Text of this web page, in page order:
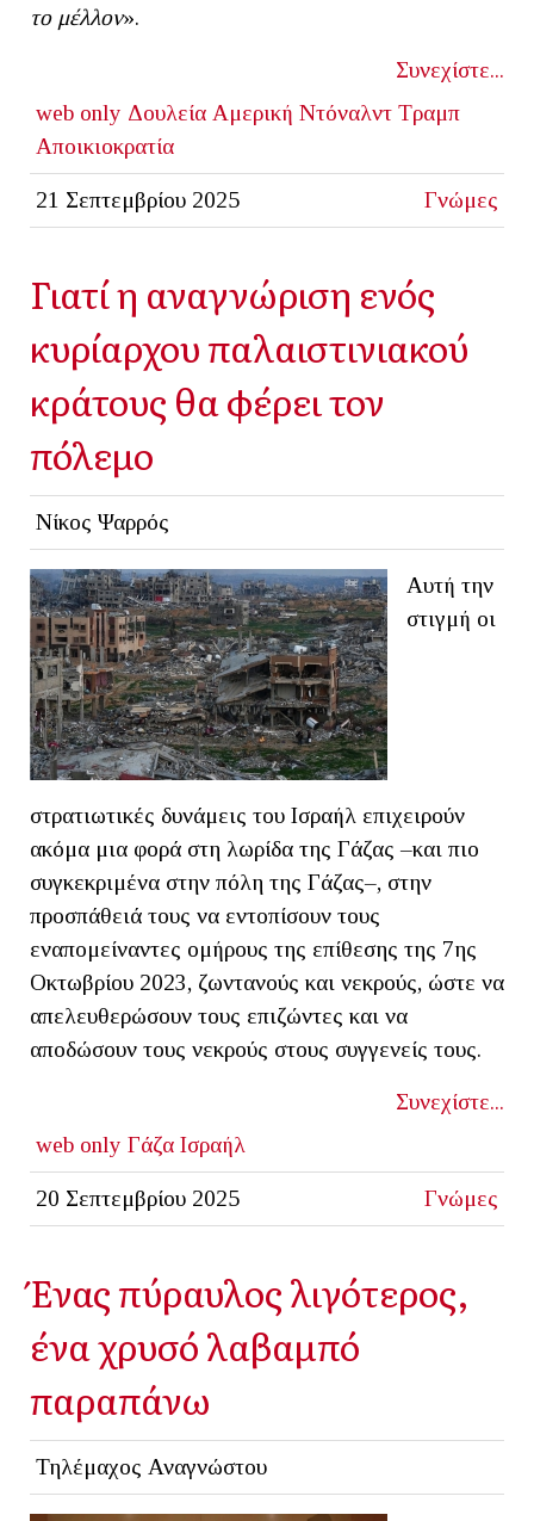
το μέλλον».
Συνεχίστε...
web only Δουλεία Αμερική Ντόναλντ Τραμπ
Αποικιοκρατία
21 Σεπτεμβρίου 2025 Γνώμες
Γιατί η αναγνώριση ενός
κυρίαρχου παλαιστινιακού
κράτους θα φέρει τον
πόλεμο
Νίκος Ψαρρός
Αυτή την
στιγμή οι
στρατιωτικές δυνάμεις του Ισραήλ επιχειρούν
ακόμα μια φορά στη λωρίδα της Γάζας –και πιο
συγκεκριμένα στην πόλη της Γάζας–, στην
προσπάθειά τους να εντοπίσουν τους
εναπομείναντες ομήρους της επίθεσης της 7ης
Οκτωβρίου 2023, ζωντανούς και νεκρούς, ώστε να
απελευθερώσουν τους επιζώντες και να
αποδώσουν τους νεκρούς στους συγγενείς τους.
Συνεχίστε...
web only Γάζα Ισραήλ
20 Σεπτεμβρίου 2025 Γνώμες
Ένας πύραυλος λιγότερος,
ένα χρυσό λαβαμπό
παραπάνω
Τηλέμαχος Αναγνώστου